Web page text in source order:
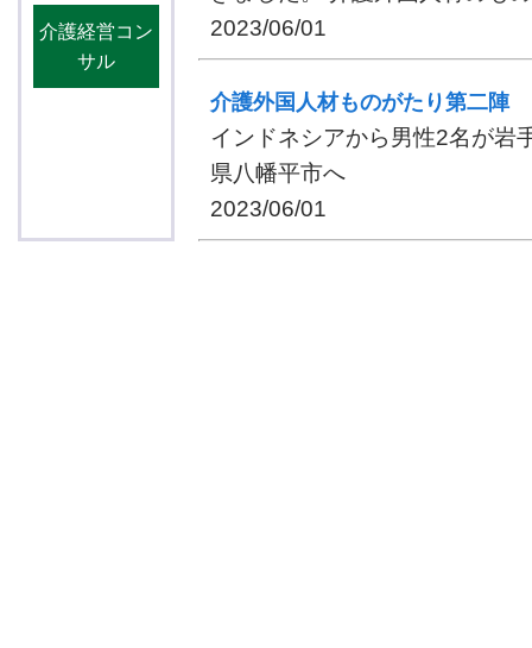
介護経営コン
サル
2023/06/01
介護外国人材ものがたり第二陣
インドネシアから男性2名が岩
県八幡平市へ
2023/06/01